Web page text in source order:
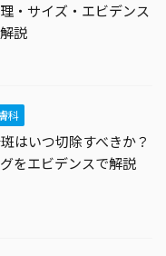
・サイズ・エビデンス
説
科
はいつ切除すべきか？
をエビデンスで解説